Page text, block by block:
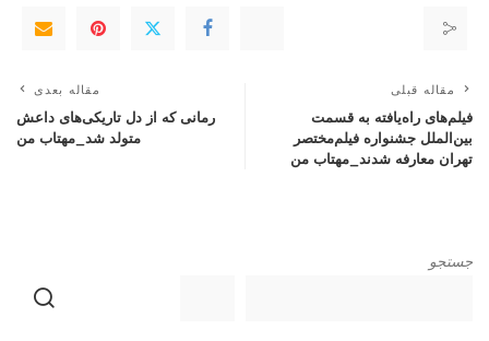
مقاله قبلی
فیلم‌های راه‌‌یافته به قسمت
بین‌الملل جشنواره فیلم‌مختصر
تهران معارفه شدند_مهتاب من
مقاله بعدی
رمانی که از دل تاریکی‌های داعش
متولد شد_مهتاب من
جستجو